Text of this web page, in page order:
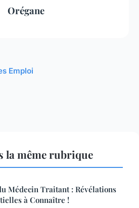
Orégane
Emploi
la même rubrique
Médecin Traitant : Révélations
à Connaître !